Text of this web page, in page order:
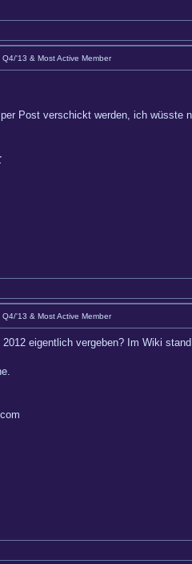
'13 & Most Active Member
Post verschickt werden, ich wüsste
'13 & Most Active Member
eigentlich vergeben? Im Wiki